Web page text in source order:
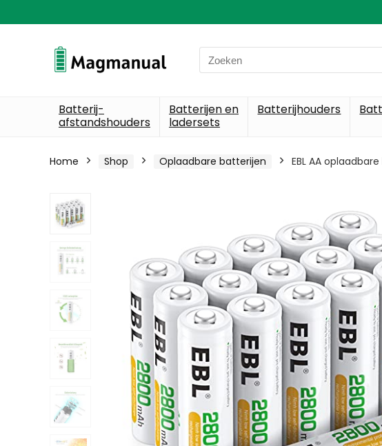
Search
for:
Batterij-
afstandshouders
Batterijen en
ladersets
Batterijhouders
Home Shop Oplaadbare batterijen EBL AA